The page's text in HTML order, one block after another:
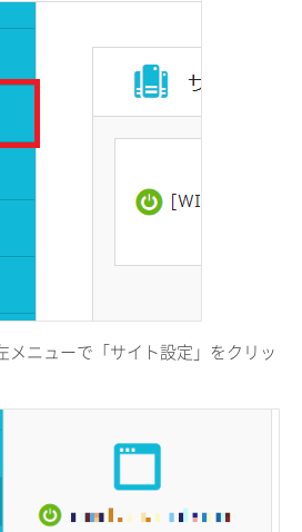
メニューで「サイト設定」をクリッ